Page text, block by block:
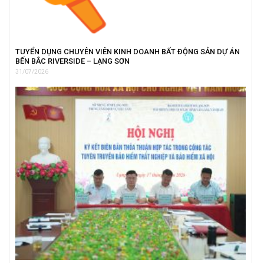
TUYỂN DỤNG CHUYÊN VIÊN KINH DOANH BẤT ĐỘNG SẢN DỰ ÁN
BẾN BẮC RIVERSIDE – LẠNG SƠN
31/07/2026